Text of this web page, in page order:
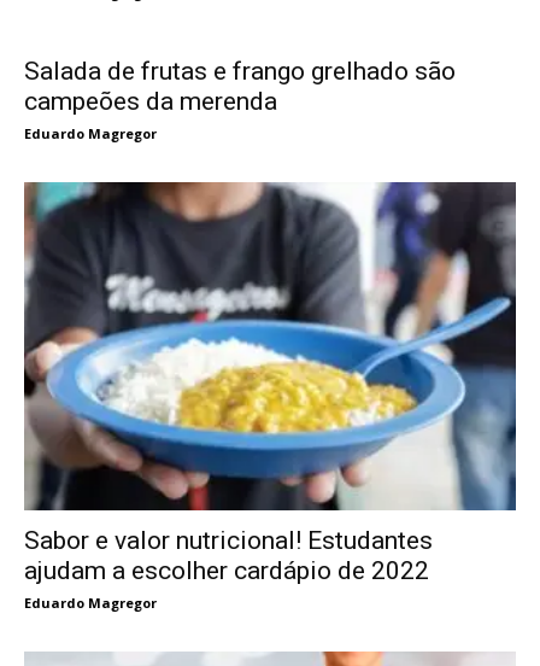
Salada de frutas e frango grelhado são
campeões da merenda
Eduardo Magregor
Sabor e valor nutricional! Estudantes
ajudam a escolher cardápio de 2022
Eduardo Magregor